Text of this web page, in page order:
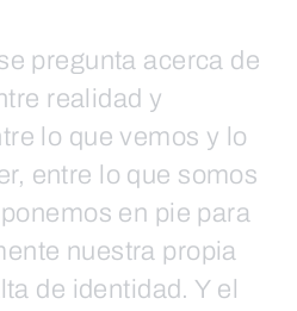
pregunta acerca de
realidad y
lo que vemos y lo
entre lo que somos
en pie para
nuestra propia
de identidad. Y el